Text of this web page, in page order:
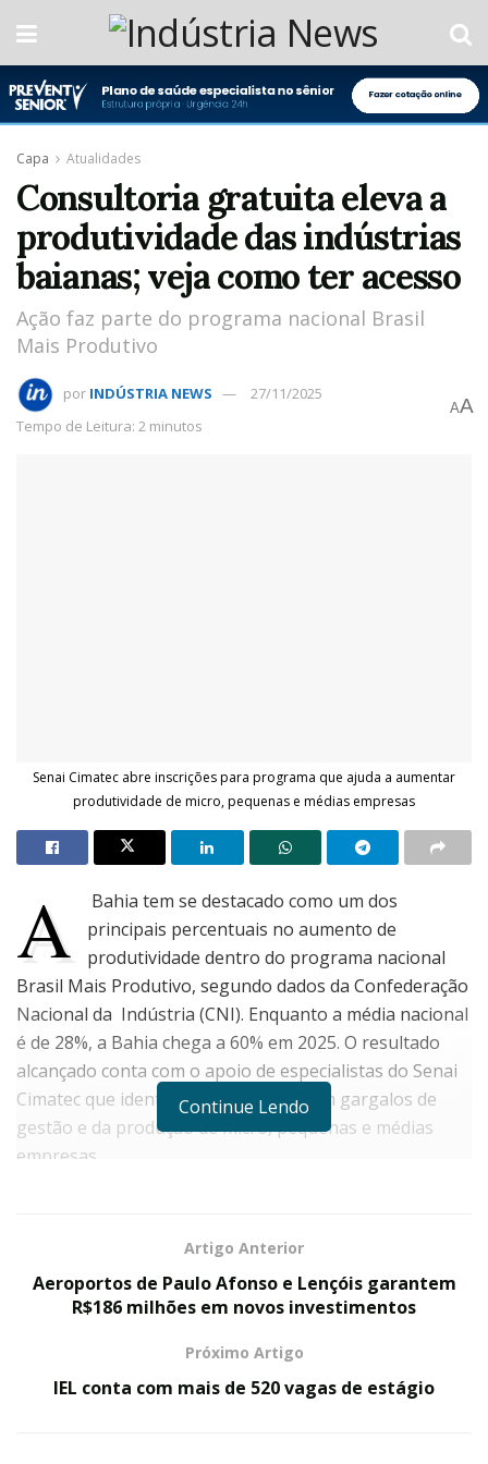
Capa Atualidades
Consultoria gratuita eleva a
produtividade das indústrias
baianas; veja como ter acesso
Ação faz parte do programa nacional Brasil
Mais Produtivo
por INDÚSTRIA NEWS
27/11/2025
Tempo de Leitura: 2 minutos
AA
Senai Cimatec abre inscrições para programa que ajuda a aumentar
produtividade de micro, pequenas e médias empresas
A
Bahia tem se destacado como um dos
principais percentuais no aumento de
produtividade dentro do programa nacional
Brasil Mais Produtivo, segundo dados da Confederação
Nacional da Indústria (CNI). Enquanto a média nacional
é de 28%, a Bahia chega a 60% em 2025. O resultado
alcançado conta com o apoio de especialistas do Senai
Cimatec que identificam e diagnosticam gargalos de
gestão e da produção de micro, pequenas e médias
empresas.
empresas, sem nenhum custo. Até o momento, na
Bahia, já participaram do programa mais de 500
empresas em 31 municípios. O programa aplica
metodologias enxutas e soluções digitais acessíveis
eficiência operacional. No atendimento de manufatura,
Continue Lendo
Artigo Anterior
Aeroportos de Paulo Afonso e Lençóis garantem
R$186 milhões em novos investimentos
Próximo Artigo
IEL conta com mais de 520 vagas de estágio